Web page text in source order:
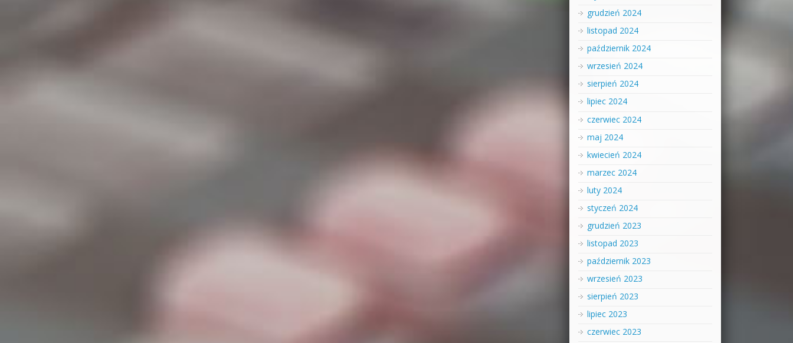
grudzień 2024
listopad 2024
październik 2024
wrzesień 2024
sierpień 2024
lipiec 2024
czerwiec 2024
maj 2024
kwiecień 2024
marzec 2024
luty 2024
styczeń 2024
grudzień 2023
listopad 2023
październik 2023
wrzesień 2023
sierpień 2023
lipiec 2023
czerwiec 2023